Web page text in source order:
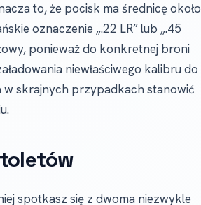
to, że pocisk ma średnicę około
oznaczenie „.22 LR” lub „.45
ponieważ do konkretnej broni
niewłaściwego kalibru do
w skrajnych przypadkach stanowić
spotkasz się z dwoma niezwykle